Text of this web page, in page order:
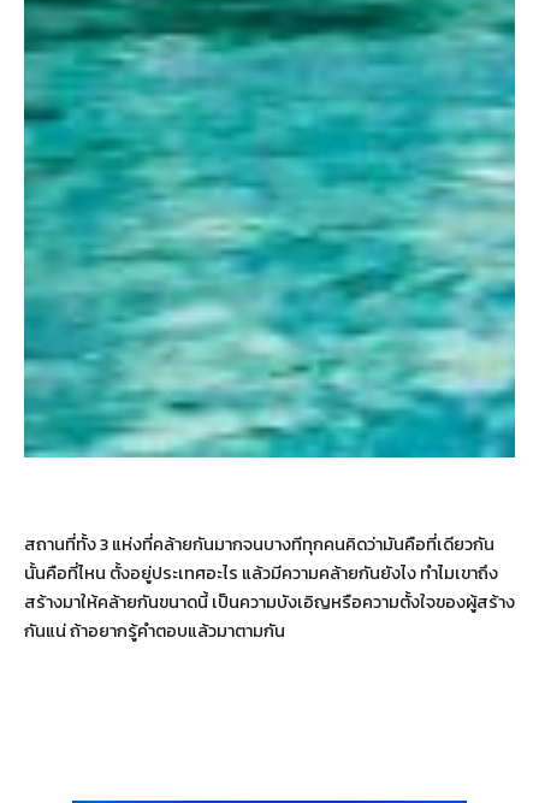
สถานที่ทั้ง 3 แห่งที่คล้ายกันมากจนบางทีทุกคนคิดว่ามันคือที่เดียวกัน
นั้นคือที่ไหน ตั้งอยู่ประเทศอะไร แล้วมีความคล้ายกันยังไง ทำไมเขาถึง
สร้างมาให้คล้ายกันขนาดนี้ เป็นความบังเอิญหรือความตั้งใจของผู้สร้าง
กันแน่ ถ้าอยากรู้คำตอบแล้วมาตามกัน